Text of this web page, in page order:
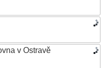
v Ostravě